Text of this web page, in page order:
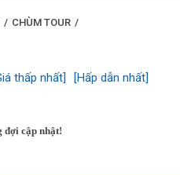
/ CHÙM TOUR /
thấp nhất] [Hấp dẫn nhất]
đợi cập nhật!